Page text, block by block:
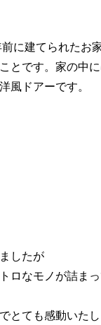
に建てられたお
とです。家の中
風ドアーです。
したが
ロなモノが詰ま
とても感動いた